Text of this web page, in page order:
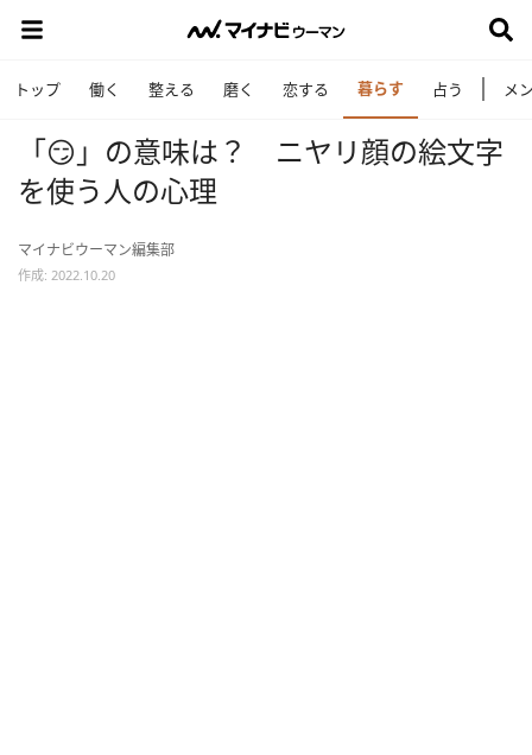
トップ 働く 整える 磨く 恋する 暮らす 占う メ
「😏」の意味は？ ニヤリ顔の絵文字
を使う人の心理
マイナビウーマン編集部
作成: 2022.10.20